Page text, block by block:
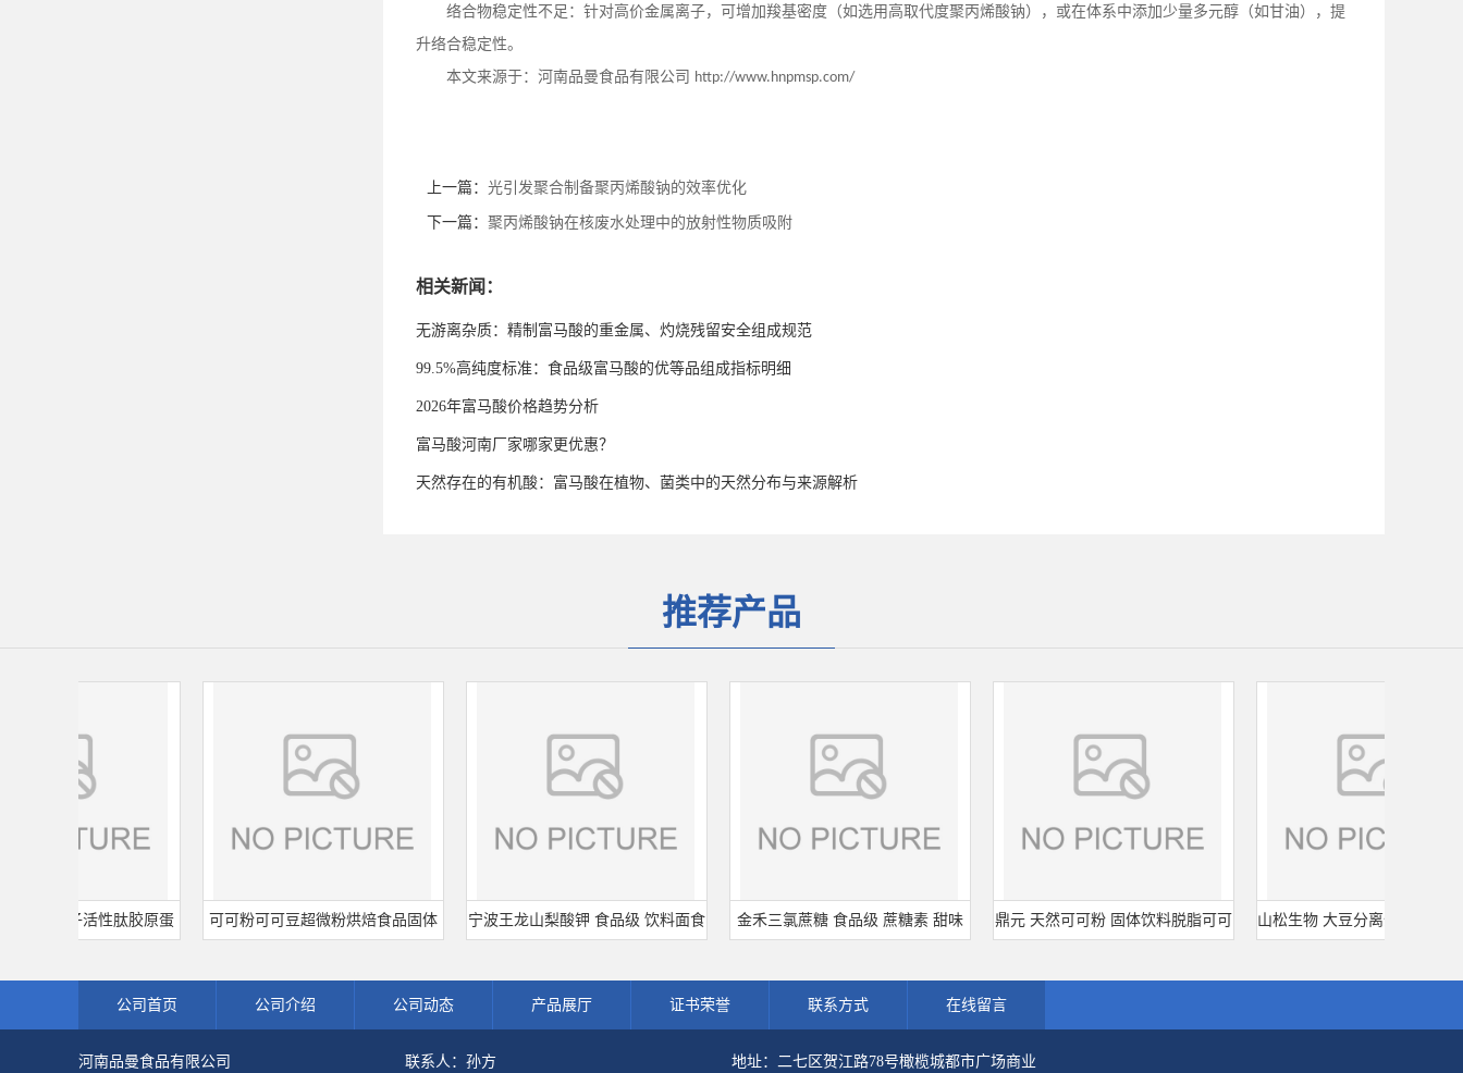
络合物稳定性不足：针对高价金属离子，可增加羧基密度（如选用高取代度聚丙烯酸钠），或在体系中添加少量多元醇（如甘油），提
升络合稳定性。
本文来源于：河南品曼食品有限公司 http://www.hnpmsp.com/
上一篇： 光引发聚合制备聚丙烯酸钠的效率优化
下一篇： 聚丙烯酸钠在核废水处理中的放射性物质吸附
相关新闻：
无游离杂质：精制富马酸的重金属、灼烧残留安全组成规范
99.5%高纯度标准：食品级富马酸的优等品组成指标明细
2026年富马酸价格趋势分析
富马酸河南厂家哪家更优惠？
天然存在的有机酸：富马酸在植物、菌类中的天然分布与来源解析
推荐产品
分子活性肽胶原蛋 可可粉可可豆超微粉烘焙食品固体 宁波王龙山梨酸钾 食品级 饮料面食 金禾三氯蔗糖 食品级 蔗糖素 甜味 鼎元 天然可可粉 固体饮料脱脂可可 山松生物 大豆分离蛋白 SD-100凝胶
公司首页 公司介绍 公司动态 产品展厅 证书荣誉 联系方式 在线留言
河南品曼食品有限公司 联系人：孙方 地址：二七区贺江路78号橄榄城都市广场商业